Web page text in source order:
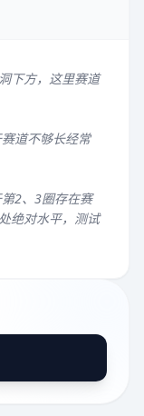
下方，这里赛道
道不够长经常
2、3圈存在赛
绝对水平，测试